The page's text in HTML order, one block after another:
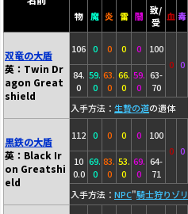
物 魔 炎 雷 闇 致/
受 血 毒
双竜の大盾
英：Twin Dr
agon Great
shield
106 0 0 0 0
100
0 0
84.
0
59.
0
63.
0
66.
0
59.
0
63-
70
入手方法： 生贄の道の遺体
黒鉄の大盾
英：Black Ir
on Greatshi
eld
112 0 0 0 0
100
0 0
10
0.0
69.
0
83.
0
53.
0
69.
0
64-
71
入手方法： NPC"騎士狩りゾ